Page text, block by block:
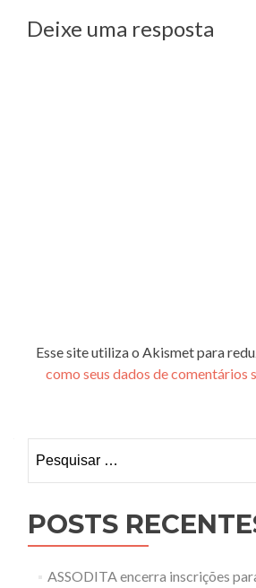
de
Post
Deixe uma resposta
Esse site utiliza o Akismet para
como seus dados de comentários
por:
POSTS
ASSODITA encerra inscrições